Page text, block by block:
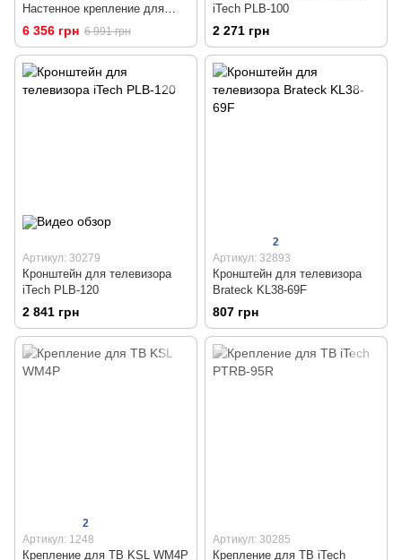
Настенное крепление для
телевизора
6 356 грн 6 991 грн
iTech PLB-100
2 271 грн
Артикул: 30279
Кронштейн для телевизора
iTech PLB-120
2 841 грн
2
Артикул: 32893
Кронштейн для телевизора
Brateck KL38-69F
807 грн
2
Артикул: 1248
Крепление для ТВ KSL WM4P
Артикул: 30285
Крепление для ТВ iTech